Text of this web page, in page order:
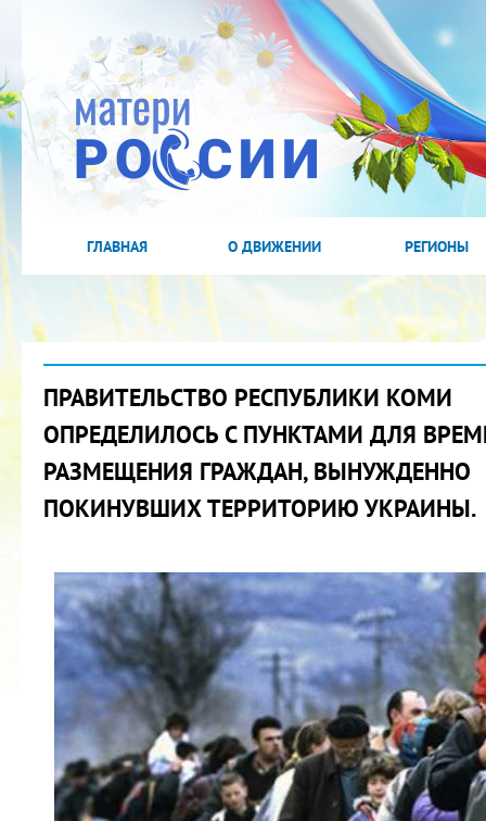
ГЛАВНАЯ О ДВИЖЕНИИ РЕГИОНЫ
ПРАВИТЕЛЬСТВО РЕСПУБЛИКИ КОМИ
ОПРЕДЕЛИЛОСЬ С ПУНКТАМИ ДЛЯ
РАЗМЕЩЕНИЯ ГРАЖДАН, ВЫНУЖДЕННО
ПОКИНУВШИХ ТЕРРИТОРИЮ УКРАИНЫ.
2022 ГОД ПРОВОЗГЛАШЕН ГОДОМ
МАТЕРИ В ЯКУТИИ
19.12.2021